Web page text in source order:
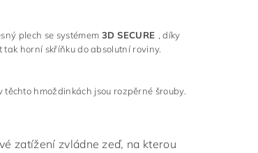
plech se systémem 3D SECURE
, díky
horní skříňku do absolutní roviny.
hmoždinkách jsou rozpěrné šrouby.
zatížení zvládne zeď, na kterou